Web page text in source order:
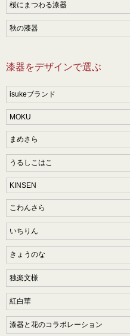
桜にまつわる漆器
秋の漆器
漆器をデザインで選ぶ
isukeブランド
MOKU
まめさら
うるしこはこ
KINSEN
こわんさら
いちりん
きょうのな
独楽文様
紅白華
漆器と花のコラボレーション